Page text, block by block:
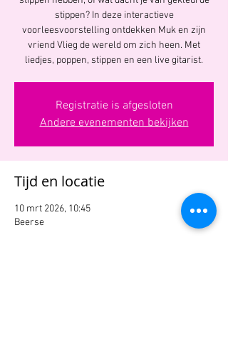
stippen? In deze interactieve
voorleesvoorstelling ontdekken Muk en zijn
vriend Vlieg de wereld om zich heen. Met
liedjes, poppen, stippen en een live gitarist.
Registratie is afgesloten
Andere evenementen bekijken
Tijd en locatie
10 mrt 2026, 10:45
Beerse